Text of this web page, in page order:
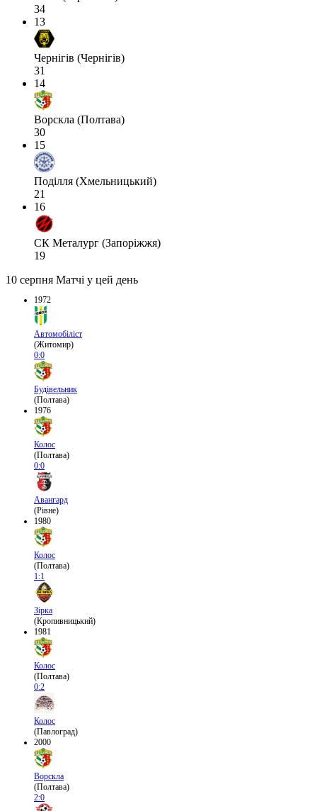
34
13
Чернігів (Чернігів)
31
14
Ворскла (Полтава)
30
15
Поділля (Хмельницький)
21
16
СК Металург (Запоріжжя)
19
10 серпня Матчі у цей день
1972
Автомобіліст
(Житомир)
0:0
Будівельник
(Полтава)
1976
Колос
(Полтава)
0:0
Авангард
(Рівне)
1980
Колос
(Полтава)
1:1
Зірка
(Кропивницький)
1981
Колос
(Полтава)
0:2
Колос
(Павлоград)
2000
Ворскла
(Полтава)
2:0